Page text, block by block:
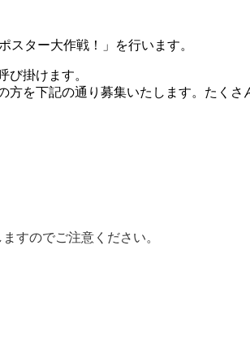
スター大作戦！」を行います。
掛けます。
を下記の通り募集いたします。たくさ
すのでご注意ください。